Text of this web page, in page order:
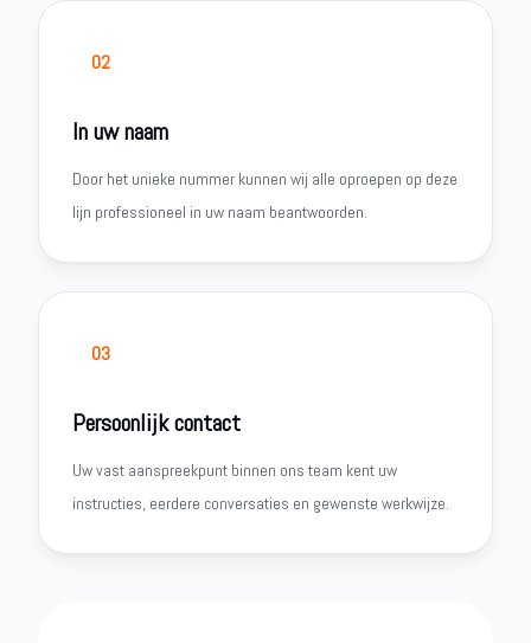
02
In uw naam
Door het unieke nummer kunnen wij alle oproepen op deze
lijn professioneel in uw naam beantwoorden.
03
Persoonlijk contact
Uw vast aanspreekpunt binnen ons team kent uw
instructies, eerdere conversaties en gewenste werkwijze.